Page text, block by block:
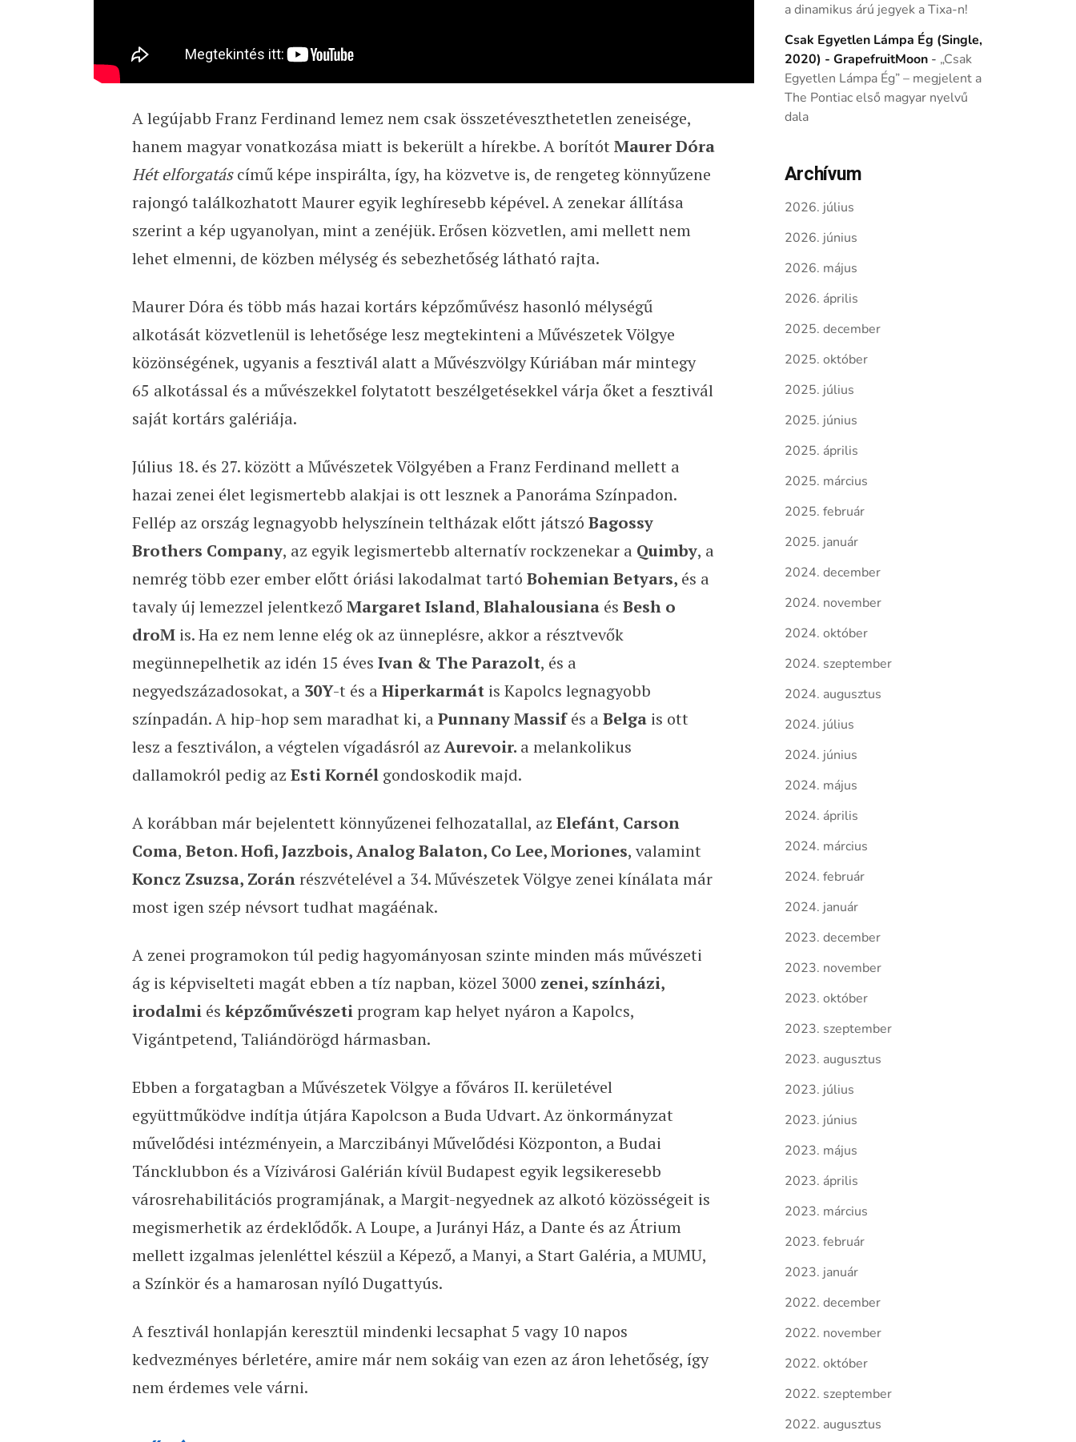
A legújabb Franz Ferdinand lemez nem csak összetéveszthetetlen zeneisége,
hanem magyar vonatkozása miatt is bekerült a hírekbe. A borítót Maurer Dóra
Hét elforgatáscímű képe inspirálta, így, ha közvetve is, de rengeteg könnyűzene
rajongó találkozhatott Maurer egyik leghíresebb képével. A zenekar állítása
szerint a kép ugyanolyan, mint a zenéjük. Erősen közvetlen, ami mellett nem
lehet elmenni, de közben mélység és sebezhetőség látható rajta.
Maurer Dóra és több más hazai kortárs képzőművész hasonló mélységű
alkotását közvetlenül is lehetősége lesz megtekinteni a Művészetek Völgye
közönségének, ugyanis a fesztivál alatt a Művészvölgy Kúriában már mintegy
65 alkotással és a művészekkel folytatott beszélgetésekkel várja őket a fesztivál
saját kortárs galériája.
Július 18. és 27. között a Művészetek Völgyében a Franz Ferdinand mellett a
hazai zenei élet legismertebb alakjai is ott lesznek a Panoráma Színpadon.
Fellép az ország legnagyobb helyszínein teltházak előtt játszó Bagossy
Brothers Company, az egyik legismertebb alternatív rockzenekar a Quimby, a
nemrég több ezer ember előtt óriási lakodalmat tartó Bohemian Betyars, és a
tavaly új lemezzel jelentkezőMargaret Island, Blahalousianaés Besh o
droM is. Ha ez nem lenne elég ok az ünneplésre, akkor a résztvevők
megünnepelhetik az idén 15 éves Ivan & The Parazolt, és a
negyedszázadosokat, a 30Y-t és a Hiperkarmátis Kapolcs legnagyobb
színpadán. A hip-hop sem maradhat ki, a Punnany Massifés a Belgais ott
lesz a fesztiválon, a végtelen vígadásról az Aurevoir. a melankolikus
dallamokról pedig az Esti Kornélgondoskodik majd.
A korábban már bejelentett könnyűzenei felhozatallal, az Elefánt, Carson
Coma, Beton. Hofi, Jazzbois, Analog Balaton, Co Lee, Moriones, valamint
Koncz Zsuzsa, Zoránrészvételével a 34. Művészetek Völgye zenei kínálata már
most igen szép névsort tudhat magáénak.
A zenei programokon túl pedig hagyományosan szinte minden más művészeti
ág is képviselteti magát ebben a tíz napban, közel 3000 zenei, színházi,
irodalmi és képzőművészetiprogram kap helyet nyáron a Kapolcs,
Vigántpetend, Taliándörögd hármasban.
Ebben a forgatagban a Művészetek Völgye a főváros II. kerületével
együttműködve indítja útjára Kapolcson a Buda Udvart. Az önkormányzat
művelődési intézményein, a Marczibányi Művelődési Központon, a Budai
Táncklubbon és a Vízivárosi Galérián kívül Budapest egyik legsikeresebb
városrehabilitációs programjának, a Margit-negyednek az alkotó közösségeit is
megismerhetik az érdeklődők. A Loupe, a Jurányi Ház, a Dante és az Átrium
mellett izgalmas jelenléttel készül a Képező, a Manyi, a Start Galéria, a MUMU,
a Színkör és a hamarosan nyíló Dugattyús.
A fesztivál honlapján keresztül mindenki lecsaphat 5 vagy 10 napos
kedvezményes bérletére, amire már nem sokáig van ezen az áron lehetőség, így
nem érdemes vele várni.
a dinamikus árú jegyek a Tixa-n!
Csak Egyetlen Lámpa Ég (Single,
2020) - GrapefruitMoon- „Csak
Egyetlen Lámpa Ég” – megjelent a
The Pontiac első magyar nyelvű
dala
Archívum
2026. július
2026. június
2026. május
2026. április
2025. december
2025. október
2025. július
2025. június
2025. április
2025. március
2025. február
2025. január
2024. december
2024. november
2024. október
2024. szeptember
2024. augusztus
2024. július
2024. június
2024. május
2024. április
2024. március
2024. február
2024. január
2023. december
2023. november
2023. október
2023. szeptember
2023. augusztus
2023. július
2023. június
2023. május
2023. április
2023. március
2023. február
2023. január
2022. december
2022. november
2022. október
2022. szeptember
2022. augusztus